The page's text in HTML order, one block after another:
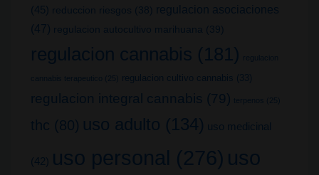
(45) reduccion riesgos (38)
regulacion asociaciones
(47) regulacion autocultivo marihuana (39)
regulacion cannabis (181) regulacion
cannabis terapeutico (25) regulacion cultivo cannabis (33)
regulacion integral cannabis (79) terpenos (25)
thc (80) uso adulto (134) uso medicinal
(42) uso personal (276) uso